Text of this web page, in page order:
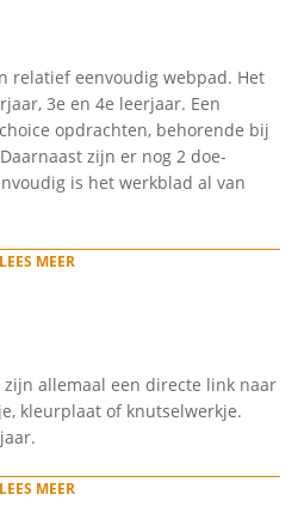
relatief eenvoudig webpad. Het
3e en 4e leerjaar. Een
opdrachten, behorende bij
zijn er nog 2 doe-
is het werkblad al van
LEES MEER
allemaal een directe link naar
kleurplaat of knutselwerkje.
LEES MEER